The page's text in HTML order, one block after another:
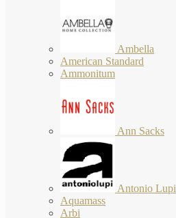
Ambella
American Standard
Ammonitum
Ann Sacks
Antonio Lupi
Aquamass
Arbi